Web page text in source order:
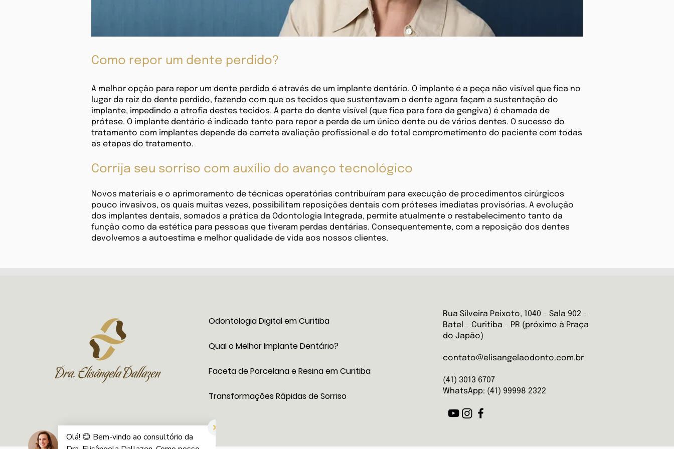
Como repor um dente perdido?
A melhor opção para repor um dente perdido é através de um implante dentário. O implante é a peça não visível que fica no
lugar da raiz do dente perdido, fazendo com que os tecidos que sustentavam o dente agora façam a sustentação do
implante, impedindo a atrofia destes tecidos. A parte do dente visível (que fica para fora da gengiva) é chamada de
prótese. O implante dentário é indicado tanto para repor a perda de um único dente ou de vários dentes. O sucesso do
tratamento com implantes depende da correta avaliação profissional e do total comprometimento do paciente com todas
as etapas do tratamento.
Corrija seu sorriso com auxílio do avanço tecnológico
Novos materiais e o aprimoramento de técnicas operatórias contribuíram para execução de procedimentos cirúrgicos
pouco invasivos, os quais muitas vezes, possibilitam reposições dentais com próteses imediatas provisórias. A evolução
dos implantes dentais, somados a prática da Odontologia Integrada, permite atualmente o restabelecimento tanto da
função como da estética para pessoas que tiveram perdas dentárias. Consequentemente, com a reposição dos dentes
devolvemos a autoestima e melhor qualidade de vida aos nossos clientes.
Odontologia Digital em Curitiba
Qual o Melhor Implante Dentário?
Faceta de Porcelana e Resina em Curitiba
Transformações Rápidas de Sorriso
Rua Silveira Peixoto, 1040 - Sala 902 -
Batel - Curitiba - PR (próximo à Praça
do Japão)
contato@elisangelaodonto.com.br
(41) 3013 6707
WhatsApp: (41) 99998 2322